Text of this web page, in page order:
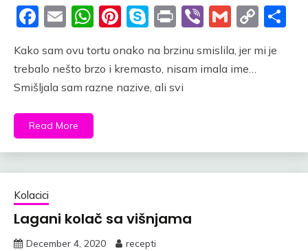
Facebook
EmailWhatsApp
Pinterest
Skype
PrintViberGmail
Kako sam ovu tortu onako na brzinu smislila, jer mi je
trebalo nešto brzo i kremasto, nisam imala ime…
Smišljala sam razne nazive, ali svi
Read More
Kolacici
Lagani kolač sa višnjama
December 4, 2020 recepti